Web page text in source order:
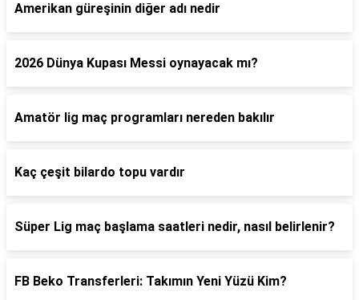
Amerikan güreşinin diğer adı nedir
2026 Dünya Kupası Messi oynayacak mı?
Amatör lig maç programları nereden bakılır
Kaç çeşit bilardo topu vardır
Süper Lig maç başlama saatleri nedir, nasıl belirlenir?
FB Beko Transferleri: Takımın Yeni Yüzü Kim?